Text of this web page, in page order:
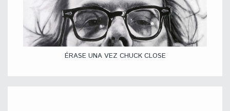
ÉRASE UNA VEZ CHUCK CLOSE